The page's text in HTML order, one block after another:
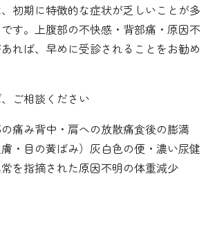
初期に特徴的な症状が乏しいことが多
す。上腹部の不快感・背部痛・原因不
れば、早めに受診されることをお勧め
ご相談ください
痛み背中・肩への放散痛食後の膨満
・目の黄ばみ） 灰白色の便・濃い尿健
を指摘された原因不明の体重減少